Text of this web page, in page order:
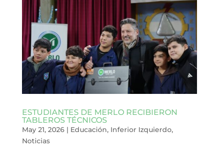
ESTUDIANTES DE MERLO RECIBIERON
TABLEROS TÉCNICOS
May 21, 2026| Educación, Inferior Izquierdo,
Noticias